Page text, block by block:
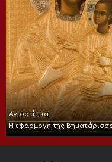
Αγιορείτικα
Η εφαρμογή της